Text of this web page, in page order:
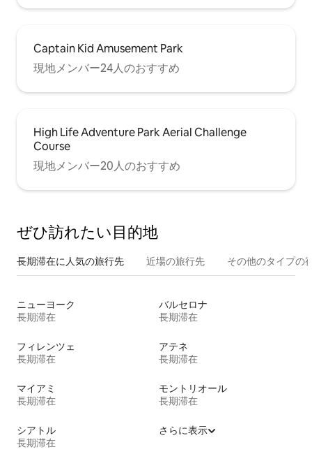
Captain Kid Amusement Park
現地メンバー24人のおすすめ
High Life Adventure Park Aerial Challenge
Course
現地メンバー20人のおすすめ
ぜひ訪⁠れ⁠た⁠い目⁠的⁠地
長期滞在に人気の旅行先 近場の旅行先 その他のタ⁠イ⁠プ⁠の
ニューヨーク
長期滞在
バルセロナ
長期滞在
フィレンツェ
長期滞在
アテネ
長期滞在
マイアミ
長期滞在
モントリオール
長期滞在
シアトル
長期滞在
さらに表示